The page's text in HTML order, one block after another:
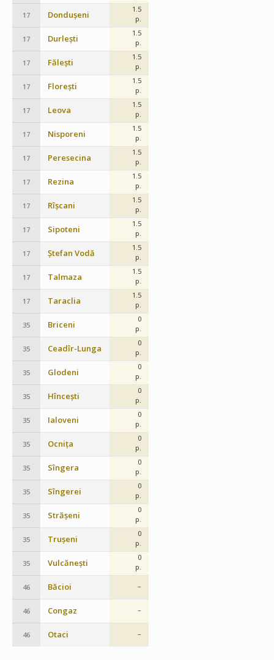
17 Dondușeni
1.5
p.
17 Durlești
1.5
p.
17 Fălești
1.5
p.
17 Florești
1.5
p.
17 Leova
1.5
p.
17 Nisporeni
1.5
p.
17 Peresecina
1.5
p.
17 Rezina
1.5
p.
17 Rîșcani
1.5
p.
17 Sipoteni
1.5
p.
17 Ștefan Vodă
1.5
p.
17 Talmaza
1.5
p.
17 Taraclia
1.5
p.
35 Briceni
0
p.
35 Ceadîr-Lunga
0
p.
35 Glodeni
0
p.
35 Hîncești
0
p.
35 Ialoveni
0
p.
35 Ocnița
0
p.
35 Sîngera
0
p.
35 Sîngerei
0
p.
35 Strășeni
0
p.
35 Trușeni
0
p.
35 Vulcănești
0
p.
46 Băcioi –
46 Congaz –
46 Otaci –